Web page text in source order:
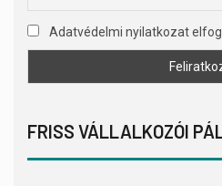
Adatvédelmi nyilatkozat
FRISS VÁLLALKOZÓI